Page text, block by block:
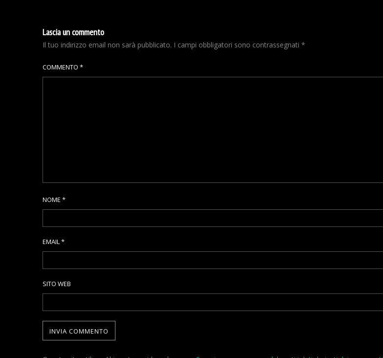
Lascia un commento
Il tuo indirizzo email non sarà pubblicato. I campi obbligatori sono contrassegnati *
COMMENTO *
NOME *
EMAIL*
SITO WEB